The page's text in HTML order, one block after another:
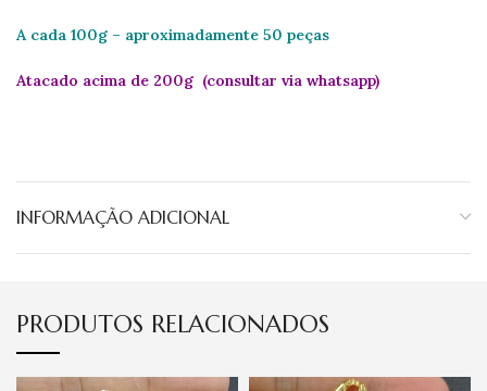
A cada 100g – aproximadamente 50 peças
Atacado acima de 200g (consultar via whatsapp)
INFORMAÇÃO ADICIONAL
PRODUTOS RELACIONADOS